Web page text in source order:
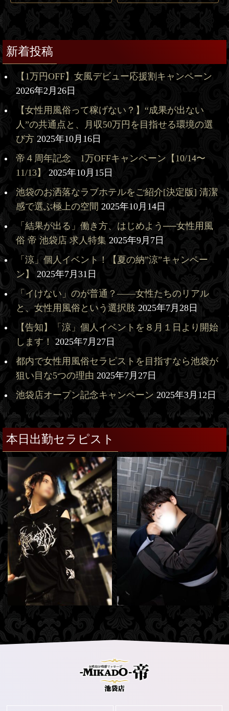
新着投稿
【1万円OFF】女風デビュー応援割キャンペーン
2026年2月26日
【女性用風俗って稼げない？】“成果が出ない
人”の共通点と、月収50万円を目指せる環境の選
び方 2025年10月16日
帝４周年記念 1万OFFキャンペーン【10/14〜
11/13】
2025年10月15日
池袋のお洒落なラブホテルをご紹介[決定版] 清潔
感で選ぶ極上の空間 2025年10月14日
「結果が出る」働き方、はじめよう──女性用風
俗 帝 池袋店 求人特集 2025年9月7日
「涼」個人イベント！【夏の納”涼”キャンペー
ン】
2025年7月31日
「イけない」のが普通？——女性たちのリアル
と、女性用風俗という選択肢 2025年7月28日
【告知】「涼」個人イベントを８月１日より開始
します！
2025年7月27日
都内で女性用風俗セラピストを目指すなら池袋が
狙い目な5つの理由 2025年7月27日
池袋店オープン記念キャンペーン 2025年3月12日
本日出勤セラピスト
真宙(まひろ) (29)
09:30
たける
(28)
23:00